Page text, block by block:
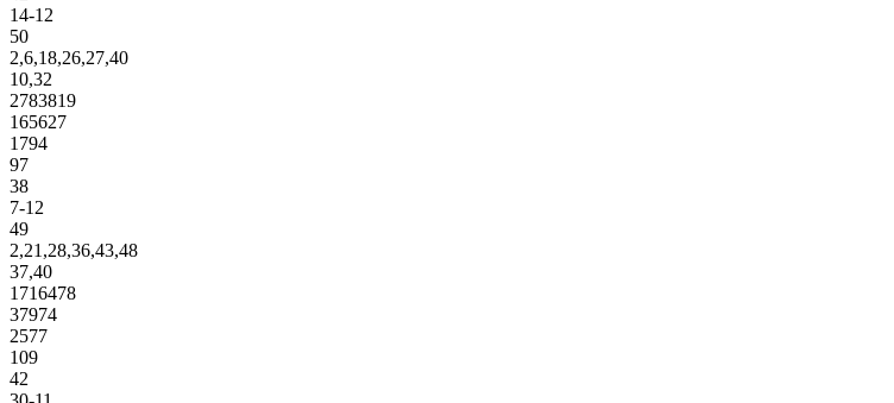
14-12
50
2,6,18,26,27,40
10,32
2783819
165627
1794
97
38
7-12
49
2,21,28,36,43,48
37,40
1716478
37974
2577
109
42